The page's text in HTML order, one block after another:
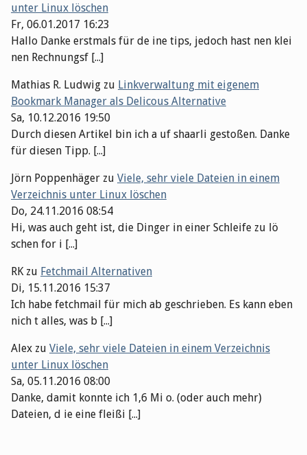
unter Linux löschen
Fr, 06.01.2017 16:23
Hallo Danke erstmals für de ine tips, jedoch hast nen klei
nen Rechnungsf [...]
Mathias R. Ludwig zu Linkverwaltung mit eigenem
Bookmark Manager als Delicous Alternative
Sa, 10.12.2016 19:50
Durch diesen Artikel bin ich a uf shaarli gestoßen. Danke
für diesen Tipp. [...]
Jörn Poppenhäger zu Viele, sehr viele Dateien in einem
Verzeichnis unter Linux löschen
Do, 24.11.2016 08:54
Hi, was auch geht ist, die Dinger in einer Schleife zu lö
schen for i [...]
RK zu Fetchmail Alternativen
Di, 15.11.2016 15:37
Ich habe fetchmail für mich ab geschrieben. Es kann eben
nich t alles, was b [...]
Alex zu Viele, sehr viele Dateien in einem Verzeichnis
unter Linux löschen
Sa, 05.11.2016 08:00
Danke, damit konnte ich 1,6 Mi o. (oder auch mehr)
Dateien, d ie eine fleißi [...]